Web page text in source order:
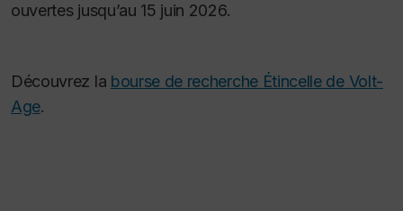
ouvertes jusqu’au 15 juin 2026.
Découvrez la bourse de recherche Étincelle de Volt-
Age.